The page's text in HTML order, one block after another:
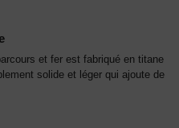
et fer est fabriqué en titane
solide et léger qui ajoute de